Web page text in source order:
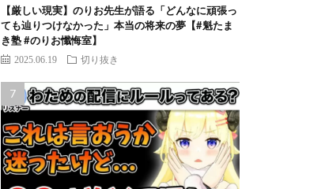
【厳しい現実】のりお先生が語る「どんなに頑張っ
ても辿りつけなかった」本当の将来の夢【#魁たま
き塾 #のりお懺悔室】
2025.06.19 切り抜き